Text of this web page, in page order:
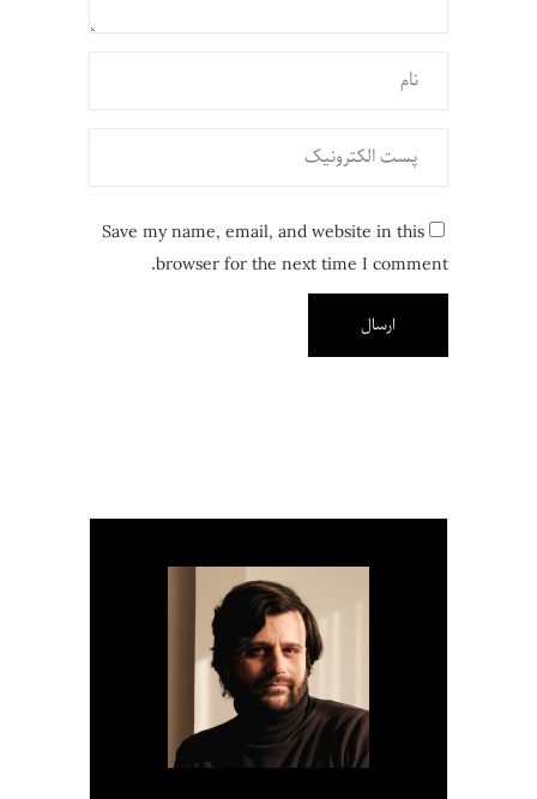
Save my name, email, and website in this
browser for the next time I comment.